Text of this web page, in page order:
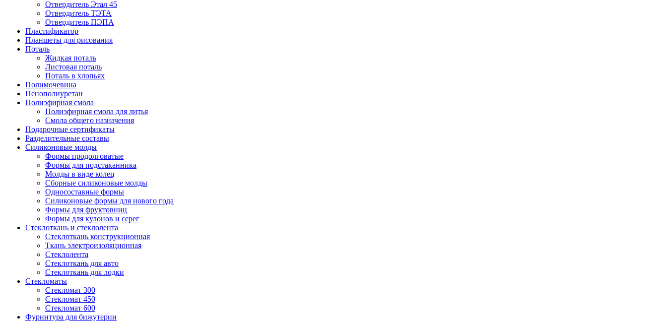
Отвердитель Этал 45
Отвердитель ТЭТА
Отвердитель ПЭПА
Пластификатор
Планшеты для рисования
Поталь
Жидкая поталь
Листовая поталь
Поталь в хлопьях
Полимочевина
Пенополиуретан
Полиэфирная смола
Полиэфирная смола для литья
Смола общего назначения
Подарочные сертификаты
Разделительные составы
Силиконовые молды
Формы продолговатые
Формы для подстаканника
Молды в виде колец
Сборные силиконовые молды
Односоставные формы
Силиконовые формы для нового года
Формы для фруктовниц
Формы для кулонов и серег
Стеклоткань и стеклолента
Стеклоткань конструкционная
Ткань электроизоляционная
Стеклолента
Стеклоткань для авто
Стеклоткань для лодки
Стекломаты
Стекломат 300
Стекломат 450
Стекломат 600
Фурнитура для бижутерии